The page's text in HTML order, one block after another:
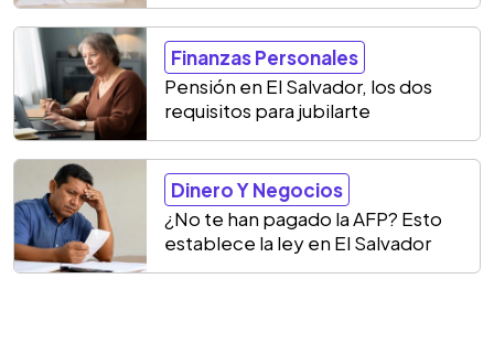
Finanzas Personales
Pensión en El Salvador, los dos
requisitos para jubilarte
Dinero Y Negocios
¿No te han pagado la AFP? Esto
establece la ley en El Salvador